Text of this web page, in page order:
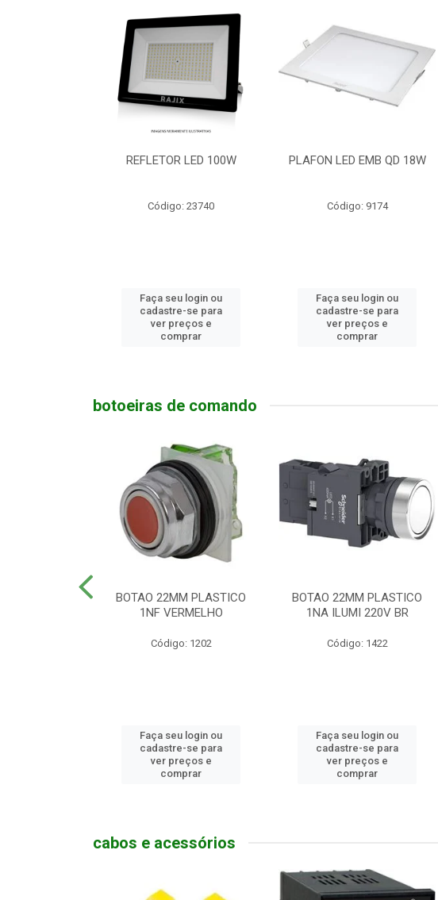
REFLETOR LED 100W
Código: 23740
Faça seu login ou
cadastre-se para
ver preços e
comprar
PLAFON LED EMB QD 18W
Código: 9174
Faça seu login ou
cadastre-se para
ver preços e
comprar
botoeiras de comando
BOTAO 22MM PLASTICO
1NF VERMELHO
Código: 1202
Faça seu login ou
cadastre-se para
ver preços e
comprar
BOTAO 22MM PLASTICO
1NA ILUMI 220V BR
Código: 1422
Faça seu login ou
cadastre-se para
ver preços e
comprar
cabos e acessórios